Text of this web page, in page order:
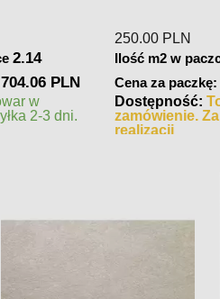
Ilość m2 w paczce 1.44
Cena za paczkę: 545.76 PLN
Dostępność:
Towar w
magazynie. Wysyłka 2-3 dni.